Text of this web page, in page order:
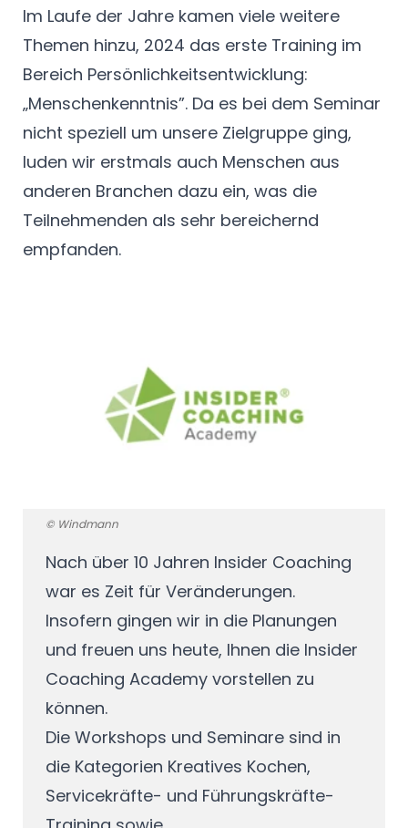
Im Laufe der Jahre kamen viele weitere
Themen hinzu, 2024 das erste Training im
Bereich Persönlichkeitsentwicklung:
„Menschenkenntnis”. Da es bei dem Seminar
nicht speziell um unsere Zielgruppe ging,
luden wir erstmals auch Menschen aus
anderen Branchen dazu ein, was die
Teilnehmenden als sehr bereichernd
empfanden.
© Windmann
Nach über 10 Jahren Insider Coaching
war es Zeit für Veränderungen.
Insofern gingen wir in die Planungen
und freuen uns heute, Ihnen die Insider
Coaching Academy vorstellen zu
können.
Die Workshops und Seminare sind in
die Kategorien Kreatives Kochen,
Servicekräfte- und Führungskräfte-